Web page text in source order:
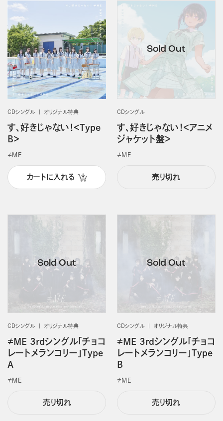
CDシングル オリジナル特典
す、好きじゃない！＜Type
B＞
≠ＭＥ
カートに入れる
CDシングル
す、好きじゃない！＜アニメ
ジャケット盤＞
≠ＭＥ
売り切れ
CDシングル オリジナル特典
≠ME 3rdシングル「チョコ
レートメランコリー」Type
A
≠ＭＥ
売り切れ
CDシングル オリジナル特典
≠ME 3rdシングル「チョコ
レートメランコリー」Type
B
≠ＭＥ
売り切れ